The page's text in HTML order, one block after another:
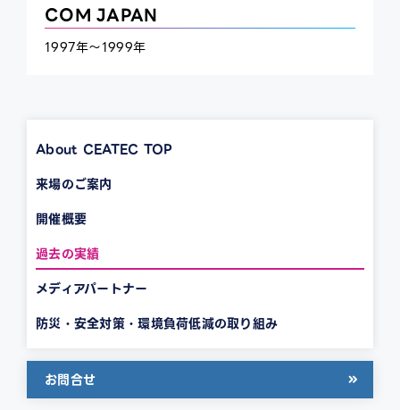
COM JAPAN
1997年～1999年
About CEATEC TOP
来場のご案内
開催概要
過去の実績
メディアパートナー
防災・安全対策・環境負荷低減の取り組み
お問合せ